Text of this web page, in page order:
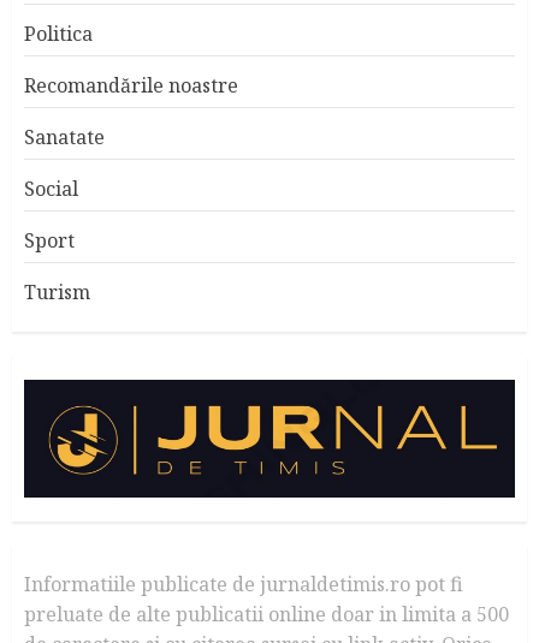
Politica
Recomandările noastre
Sanatate
Social
Sport
Turism
Informatiile publicate de jurnaldetimis.ro pot fi
preluate de alte publicatii online doar in limita a 500